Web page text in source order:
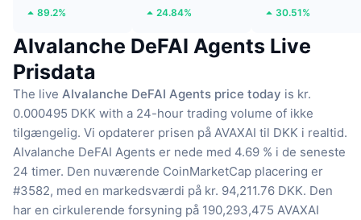
89.2% 24.84% 30.51%
AIvalanche DeFAI Agents Live
Prisdata
The live AIvalanche DeFAI Agents price today is kr.
0.000495 DKK with a 24-hour trading volume of ikke
tilgængelig. Vi opdaterer prisen på AVAXAI til DKK i realtid.
AIvalanche DeFAI Agents er nede med 4.69 % i de seneste
24 timer. Den nuværende CoinMarketCap placering er
#3582, med en markedsværdi på kr. 94,211.76 DKK. Den
har en cirkulerende forsyning på 190,293,475 AVAXAI